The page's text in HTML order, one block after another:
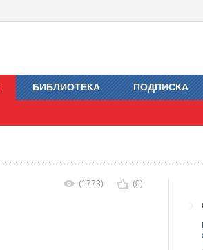
БИБЛИОТЕКА ПОДПИСКА
(1773) (0)